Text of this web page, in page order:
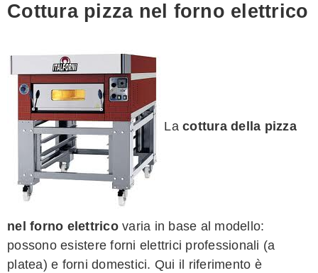
Cottura pizza nel forno elettrico
La cottura della pizza
nel forno elettricovaria in base al modello:
possono esistere forni elettrici professionali (a
platea) e forni domestici. Qui il riferimento è